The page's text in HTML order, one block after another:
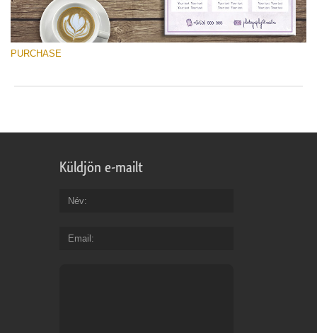
PURCHASE
Küldjön e-mailt
Név
Email